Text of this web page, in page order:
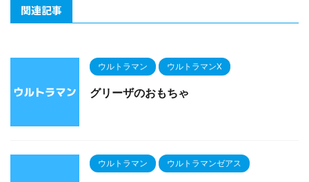
関連記事
ウルトラマン ウルトラマンX
グリーザのおもちゃ
ウルトラマン ウルトラマンゼアス